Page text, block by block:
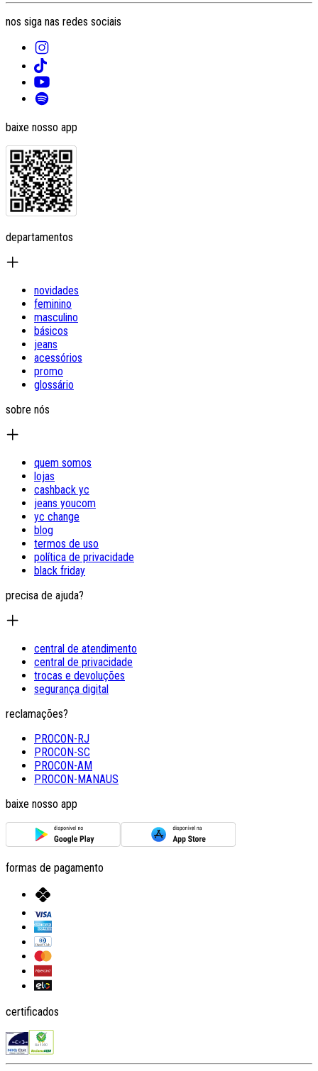
nos siga nas redes sociais
baixe nosso app
departamentos
novidades
feminino
masculino
básicos
jeans
acessórios
promo
glossário
sobre nós
quem somos
lojas
cashback yc
jeans youcom
yc change
blog
termos de uso
política de privacidade
black friday
precisa de ajuda?
central de atendimento
central de privacidade
trocas e devoluções
segurança digital
reclamações?
PROCON-RJ
PROCON-SC
PROCON-AM
PROCON-MANAUS
baixe nosso app
formas de pagamento
certificados